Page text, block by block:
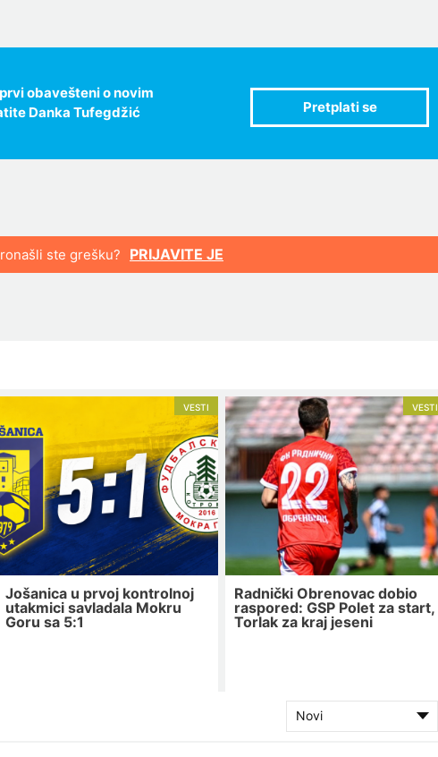
obavešteni o novim
Danka Tufegdžić
ste grešku? PRIJAVITE JE
VESTI
Jošanica u prvoj kontrolnoj
utakmici savladala Mokru
Goru sa 5:1
VESTI
Radnički Obrenovac dobio
raspored: GSP Polet za start,
Torlak za kraj jeseni
Novi